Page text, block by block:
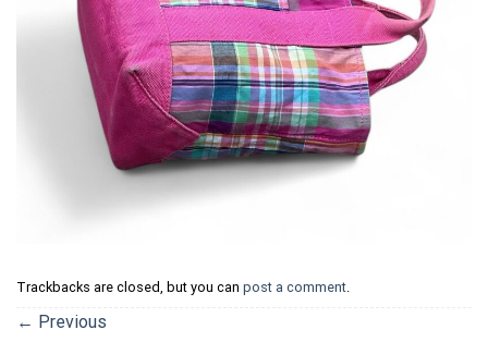
Trackbacks are closed, but you can post a comment.
← Previous